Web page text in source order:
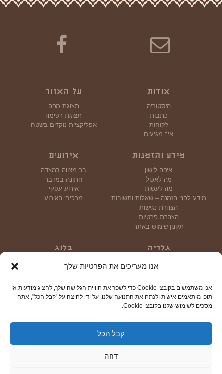
אנו מעריכים את הפרטיות שלך
אנו משתמשים בקובצי Cookie כדי לשפר את חוויית הגלישה שלך, להציג מודעות או
תוכן מותאמים אישית ולנתח את התנועה שלנו. על ידי לחיצה על "קבל הכל", אתה
מסכים לשימוש שלנו בקובצי Cookie.
קבל הכל
דחה
אודות
היסטוריה
כתבות
לקוחות
איך מגיעים
על האזור
תצוגת מפה
תצוגת רשימה
אפליקציית נוקדים בשטח
מידע והזמנות
איפה לישון
מה לאכול
מה לעשות
מידע לפני הזמנה – שאלות ותשובות
הצהרת נגישות
הצהרת פרטיות
תקנון שימוש באתר
אירועים
בר מצווה במצדה
חתונה במדבר
אירוע עסקי
מרכיבי האירוע
גלריה בלוג
צור קשר
| צילום: יוני גריצנר